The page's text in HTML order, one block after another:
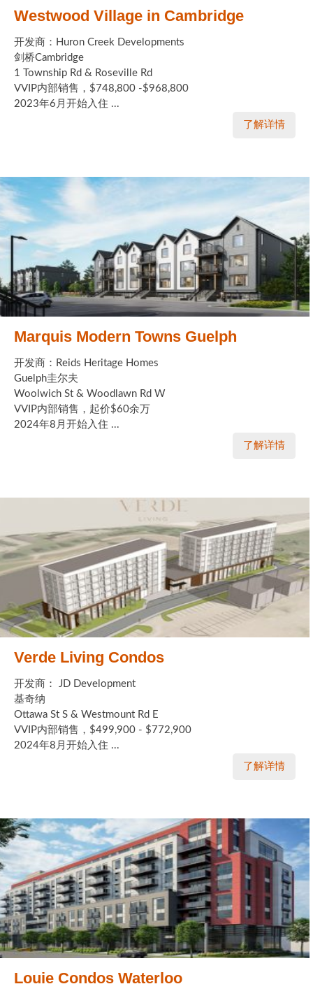
Westwood Village in Cambridge
开发商：Huron Creek Developments
剑桥Cambridge
1 Township Rd & Roseville Rd
VVIP内部销售，$748,800 -$968,800
2023年6月开始入住 ...
了解详情
Marquis Modern Towns Guelph
开发商：Reids Heritage Homes
Guelph圭尔夫
Woolwich St & Woodlawn Rd W
VVIP内部销售，起价$60余万
2024年8月开始入住 ...
了解详情
Verde Living Condos
开发商： JD Development
基奇纳
Ottawa St S & Westmount Rd E
VVIP内部销售，$499,900 - $772,900
2024年8月开始入住 ...
了解详情
Louie Condos Waterloo